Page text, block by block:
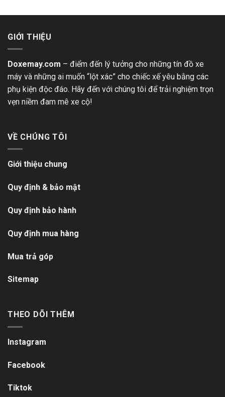
GIỚI THIỆU
Doxemay.com – điểm đến lý tưởng cho những tín đồ xe
máy và những ai muốn “lột xác” cho chiếc xế yêu bằng các
phụ kiện độc đáo. Hãy đến với chúng tôi để trải nghiệm trọn
vẹn niềm đam mê xe cộ!
VỀ CHÚNG TÔI
Giới thiệu chung
Quy định & bảo mật
Quy định bảo hành
Quy định mua hàng
Mua trả góp
Sitemap
THEO DÕI THÊM
Instagram
Facebook
Tiktok